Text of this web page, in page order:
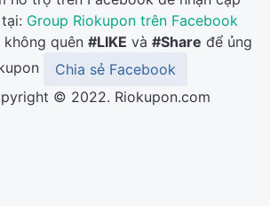
Group Riokupon trên Facebook
quên #LIKE và #Share để ủng
Chia sẻ Facebook
© 2022. Riokupon.com